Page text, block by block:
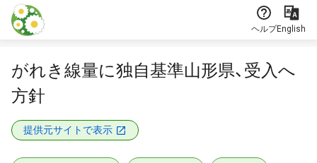
本文に飛ぶ
ヘルプEnglish
がれき線量に独自基準山形県、受入へ
方針
提供元サイトで表示